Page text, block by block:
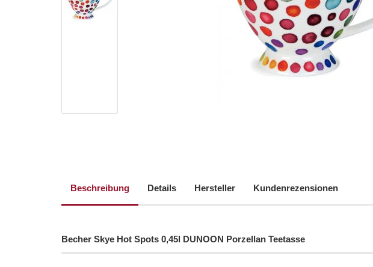
Beschreibung Details Hersteller Kundenrezensionen
Becher Skye Hot Spots 0,45l DUNOON Porzellan Teetasse